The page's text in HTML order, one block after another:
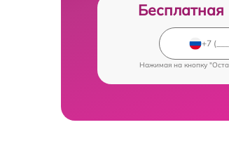
Бесплатная
Нажимая на кнопку